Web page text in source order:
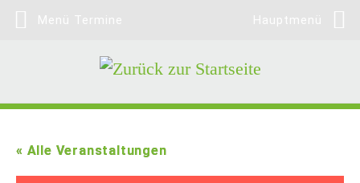
Zum Inhalt springen
« Alle Veranstaltungen
Menü Termine Hauptmenü